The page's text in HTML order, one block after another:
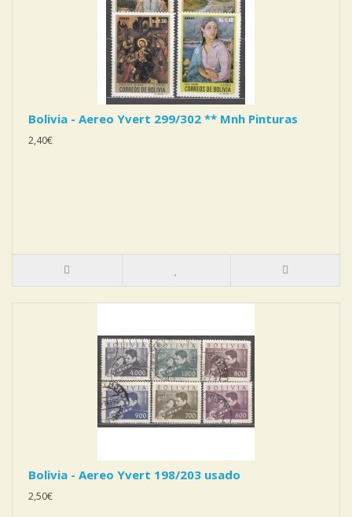
Bolivia - Aereo Yvert 299/302 ** Mnh Pinturas
2,40€
Bolivia - Aereo Yvert 198/203 usado
2,50€